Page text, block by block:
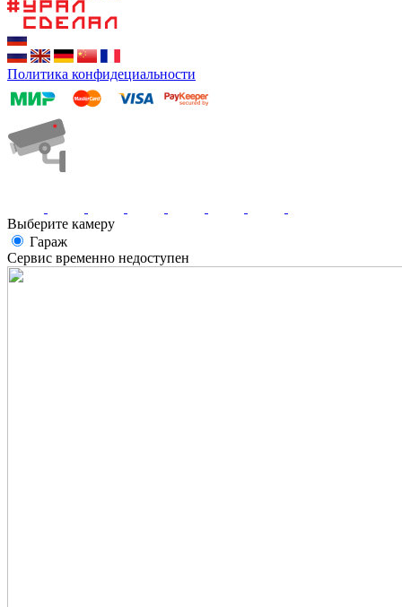
Политика конфидециальности
Выберите камеру
Гараж
Сервис временно недоступен